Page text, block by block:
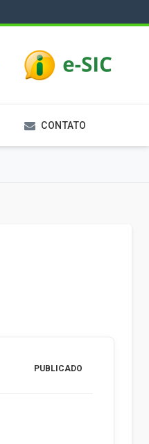
CONTATO
PUBLICADO